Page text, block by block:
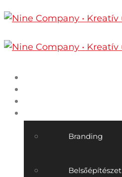
Branding
Belsőépítészet